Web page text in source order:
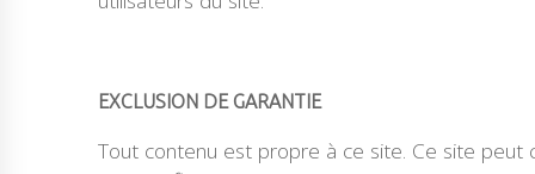
EXCLUSION DE GARANTIE
Tout contenu est propre à ce site. Ce site peut